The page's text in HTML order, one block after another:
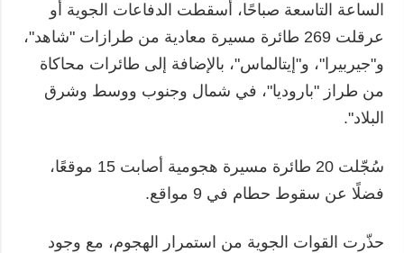
الساعة التاسعة صباحًا، أسقطت الدفاعات الجوية أو
عرقلت 269 طائرة مسيرة معادية من طرازات "شاهد"،
و"جيربيرا"، و"إيتالماس"، بالإضافة إلى طائرات محاكاة
من طراز "باروديا"، في شمال وجنوب ووسط وشرق
البلاد".
سُجّلت 20 طائرة مسيرة هجومية أصابت 15 موقعًا،
فضلًا عن سقوط حطام في 9 مواقع.
حذّرت القوات الجوية من استمرار الهجوم، مع وجود